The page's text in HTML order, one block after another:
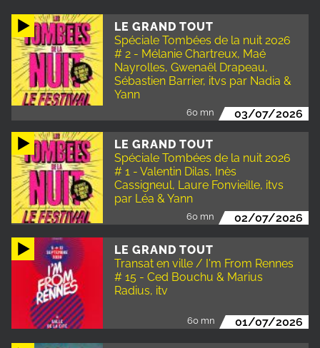
LE GRAND TOUT
Spéciale Tombées de la nuit 2026
# 2 - Mélanie Chartreux, Maé
Nayrolles, Gwenaël Drapeau,
Sébastien Barrier, itvs par Nadia &
Yann
60 mn 03/07/2026
LE GRAND TOUT
Spéciale Tombées de la nuit 2026
# 1 - Valentin Dilas, Inès
Cassigneul, Laure Fonvieille, itvs
par Léa & Yann
60 mn 02/07/2026
LE GRAND TOUT
Transat en ville / I'm From Rennes
# 15 - Ced Bouchu & Marius
Radius, itv
60 mn 01/07/2026